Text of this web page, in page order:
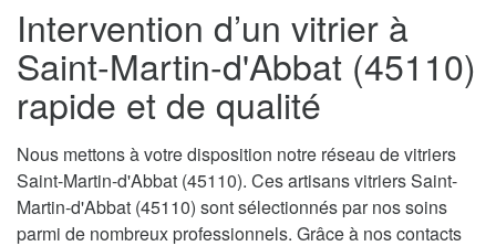
Intervention d’un vitrier à
Saint-Martin-d'Abbat (45110)
rapide et de qualité
Nous mettons à votre disposition notre réseau de vitriers
Saint-Martin-d'Abbat (45110). Ces artisans vitriers Saint-
Martin-d'Abbat (45110) sont sélectionnés par nos soins
parmi de nombreux professionnels. Grâce à nos contacts